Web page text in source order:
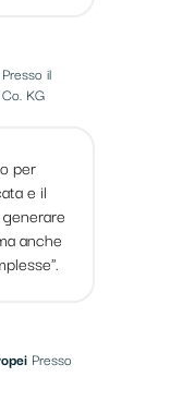
Presso il
KG
per
e il
anche
Presso